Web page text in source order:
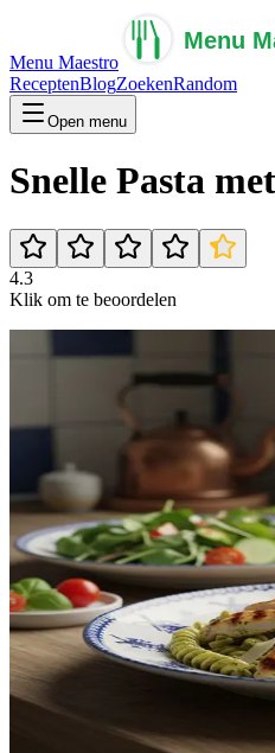
Menu Maestro
ReceptenBlogZoekenRandom
Open menu
Snelle Pasta
4.3
Klik om te beoordelen